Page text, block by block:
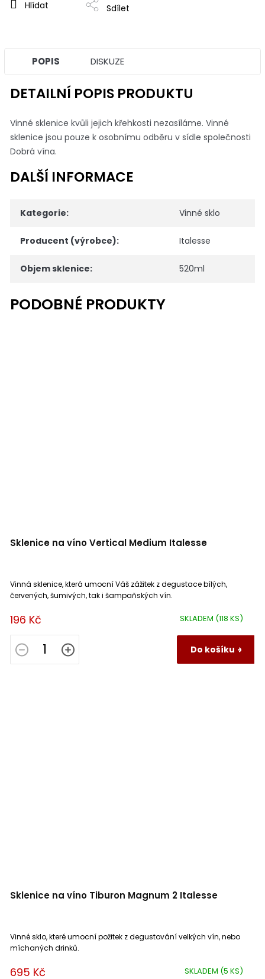
Hlídat Sdílet
POPIS DISKUZE
DETAILNÍ POPIS PRODUKTU
Vinné sklenice kvůli jejich křehkosti nezasíláme. Vinné
sklenice jsou pouze k osobnímu odběru v sídle společnosti
Dobrá vína.
DALŠÍ INFORMACE
Kategorie: Vinné sklo
Producent (výrobce): Italesse
Objem sklenice: 520ml
Sklenice na víno Vertical Medium Italesse
SKLADEM (118 KS)
196 Kč
Do košíku
Vinná sklenice, která umocní Váš zážitek z degustace bílých,
červených, šumivých, tak i šampaňských vín.
Sklenice na víno Tiburon Magnum 2 Italesse
SKLADEM (5 KS)
695 Kč
Vinné sklo, které umocní požitek z degustování velkých vín, nebo
míchaných drinků.